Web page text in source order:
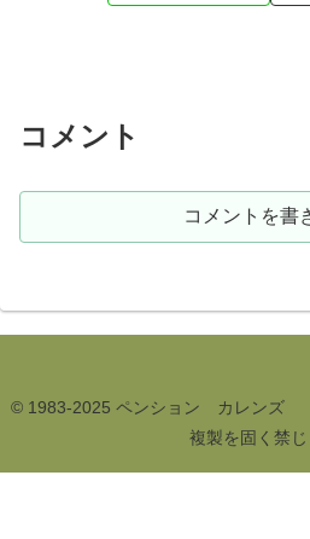
コメント
コメントを書
© 1983-2025 ペンション カレンズ
複製を固く禁